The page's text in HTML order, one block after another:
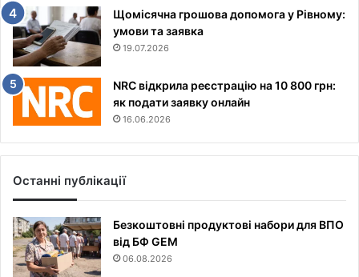
Щомісячна грошова допомога у Рівному:
умови та заявка
19.07.2026
NRC відкрила реєстрацію на 10 800 грн:
як подати заявку онлайн
16.06.2026
Останні публікації
Безкоштовні продуктові набори для ВПО
від БФ GEM
06.08.2026